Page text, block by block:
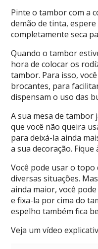
Pinte o tambor com a
demão de tinta,
completamente seca
Quando o tambor
hora de colocar os
tambor. Para isso,
brocantes, para
dispensam o uso das
A sua mesa de tambor
que você não queira
para deixá-la ainda
a sua decoração. Fique
Você pode usar o
diversas situações.
ainda maior, você
e fixa-la por cima do
espelho também fica
Veja um vídeo